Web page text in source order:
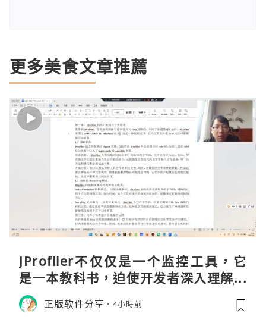
更多美食文章推薦
JProfiler不仅仅是一个监控工具，它
是一本教科书，迫使开发者深入理解JV
M的内存模型、垃圾回收机制和并发原
理。通过直观的可视化数据，它将抽象
正版软件分享 4小時前